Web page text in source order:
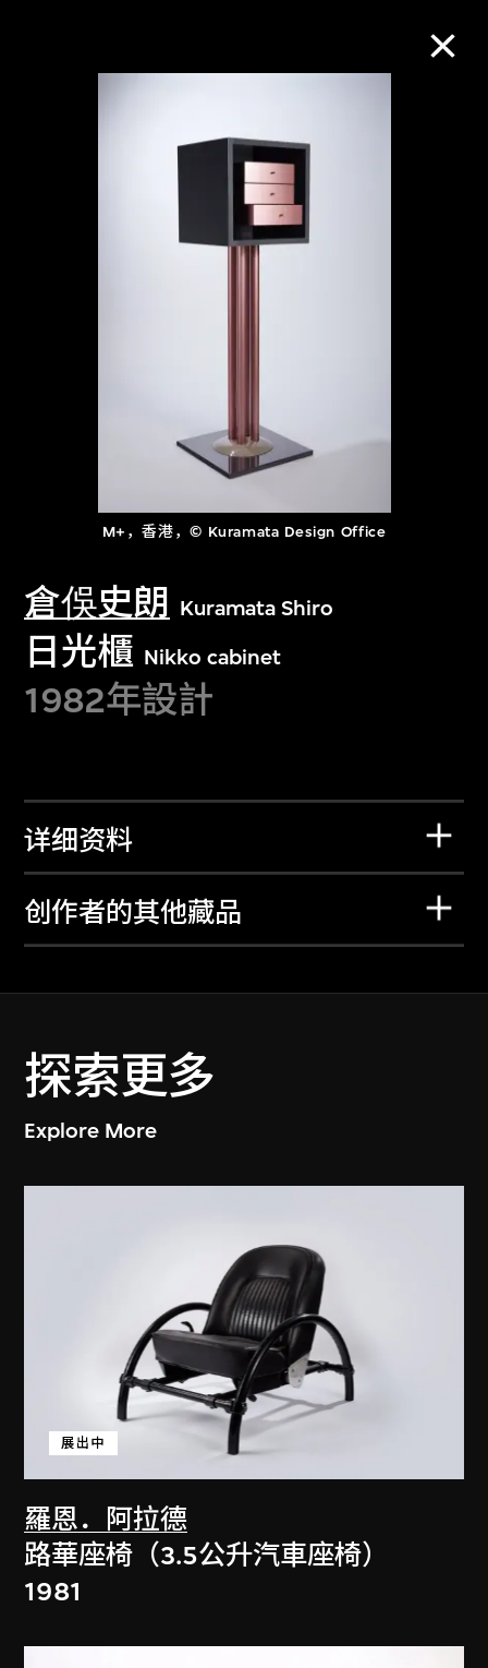
M+，香港，© Kuramata Design Office
倉俁史朗 Kuramata Shiro
日光櫃 Nikko cabinet
1982年設計
详细资料
创作者的其他藏品
探索更多
Explore More
羅恩．阿拉德
展出中
路華座椅（3.5公升汽車座椅）
1981
进一步筛选